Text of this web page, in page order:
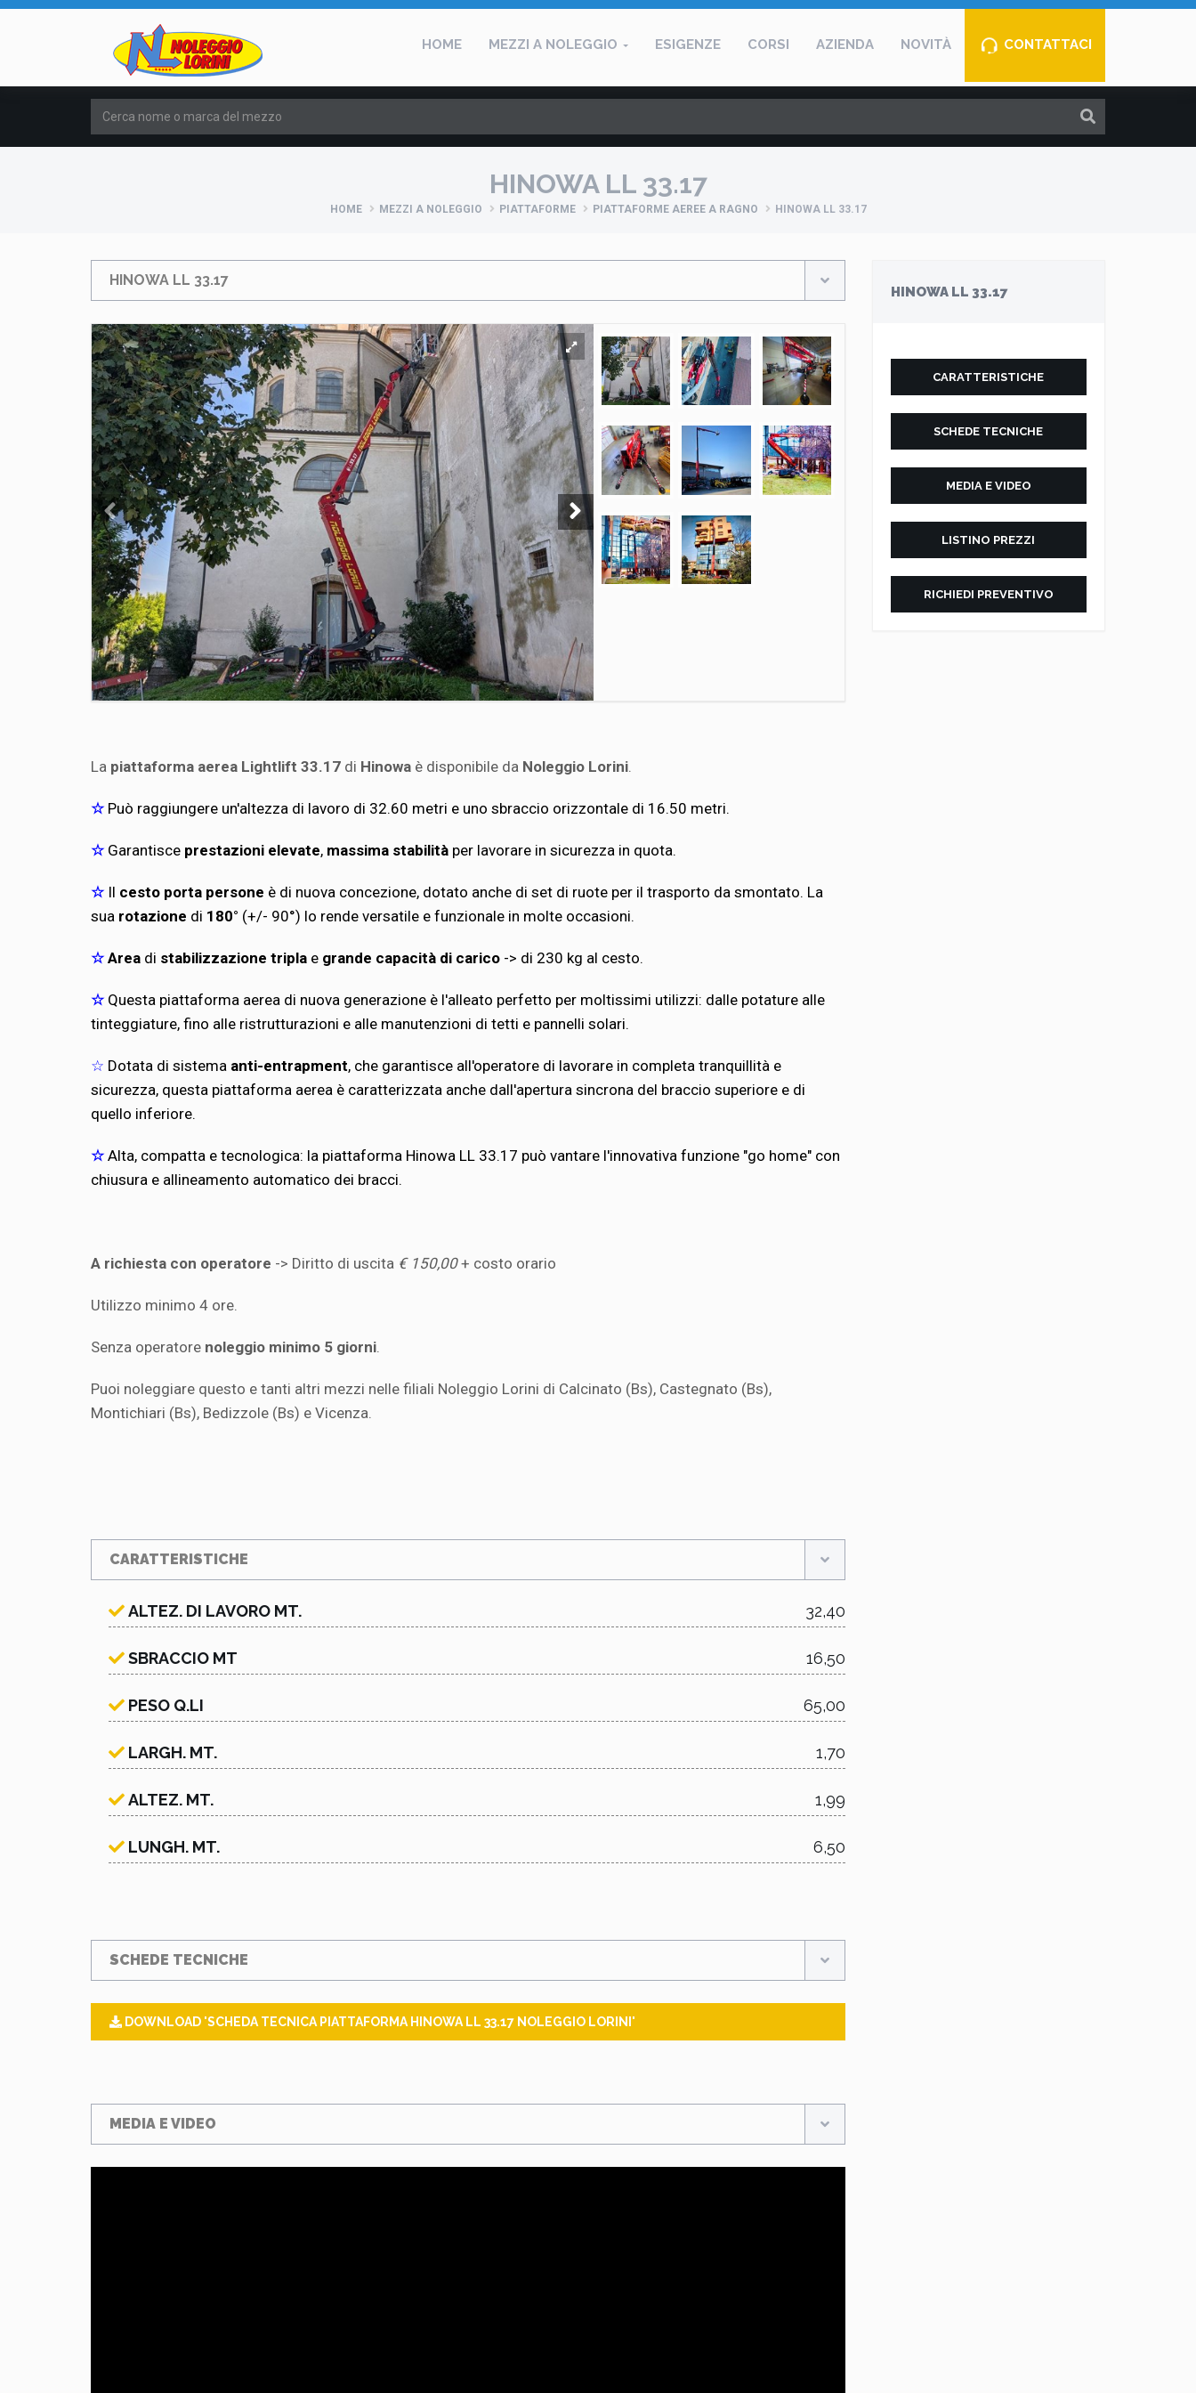
HOME MEZZI A NOLEGGIO ESIGENZE CORSI AZIENDA NOVITÀ CONTATTACI
HINOWA LL 33.17
HOME MEZZI A NOLEGGIO PIATTAFORME PIATTAFORME AEREE A RAGNO HINOWA LL 33.17
HINOWA LL 33.17
La piattaforma aerea Lightlift 33.17 di Hinowa è disponibile da Noleggio Lorini
☆ Può raggiungere un'altezza di lavoro di 32.60 metri e uno sbraccio orizzontale di 16.50 metri.
☆ Garantisce prestazioni elevate, massima stabilità per lavorare in sicurezza in quota.
☆ Il cesto porta persone è di nuova concezione, dotato anche di set di ruote per il trasporto da smontato. La
sua rotazione di 180° (+/- 90°) lo rende versatile e funzionale in molte occasioni.
☆ Area di stabilizzazione tripla e grande capacità di carico -> di 230 kg al cesto.
☆ Questa piattaforma aerea di nuova generazione è l'alleato perfetto per moltissimi utilizzi: dalle potature alle
tinteggiature, fino alle ristrutturazioni e alle manutenzioni di tetti e pannelli solari.
☆ Dotata di sistema anti-entrapment, che garantisce all'operatore di lavorare in completa tranquillità e
sicurezza, questa piattaforma aerea è caratterizzata anche dall'apertura sincrona del braccio superiore e di
quello inferiore.
☆ Alta, compatta e tecnologica: la piattaforma Hinowa LL 33.17 può vantare l'innovativa funzione "go home" con
chiusura e allineamento automatico dei bracci.
A richiesta con operatore -> Diritto di uscita € 150,00+ costo orario
Utilizzo minimo 4 ore.
Senza operatore noleggio minimo 5 giorni
Puoi noleggiare questo e tanti altri mezzi nelle filiali Noleggio Lorini di Calcinato (Bs), Castegnato (Bs),
Montichiari (Bs), Bedizzole (Bs) e Vicenza.
CARATTERISTICHE
ALTEZ. DI LAVORO MT. 32,40
SBRACCIO MT 16,50
PESO Q.LI 65,00
LARGH. MT. 1,70
ALTEZ. MT. 1,99
LUNGH. MT. 6,50
SCHEDE TECNICHE
DOWNLOAD 'SCHEDA TECNICA PIATTAFORMA HINOWA LL 33.17 NOLEGGIO LORINI'
MEDIA E VIDEO
HINOWA LL 33.17
CARATTERISTICHE
SCHEDE TECNICHE
MEDIA E VIDEO
LISTINO PREZZI
RICHIEDI PREVENTIVO